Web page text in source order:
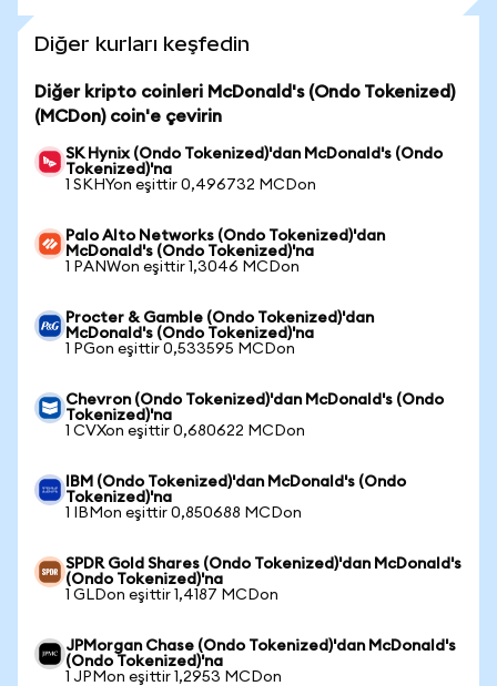
Diğer kurları keşfedin
Diğer kripto coinleri McDonald's (Ondo Tokenized)
(MCDon) coin'e çevirin
SK Hynix (Ondo Tokenized)'dan McDonald's (Ondo
Tokenized)'na
1 SKHYon eşittir 0,496732 MCDon
Palo Alto Networks (Ondo Tokenized)'dan
McDonald's (Ondo Tokenized)'na
1 PANWon eşittir 1,3046 MCDon
Procter & Gamble (Ondo Tokenized)'dan
McDonald's (Ondo Tokenized)'na
1 PGon eşittir 0,533595 MCDon
Chevron (Ondo Tokenized)'dan McDonald's (Ondo
Tokenized)'na
1 CVXon eşittir 0,680622 MCDon
IBM (Ondo Tokenized)'dan McDonald's (Ondo
Tokenized)'na
1 IBMon eşittir 0,850688 MCDon
SPDR Gold Shares (Ondo Tokenized)'dan McDonald's
(Ondo Tokenized)'na
1 GLDon eşittir 1,4187 MCDon
JPMorgan Chase (Ondo Tokenized)'dan McDonald's
(Ondo Tokenized)'na
1 JPMon eşittir 1,2953 MCDon